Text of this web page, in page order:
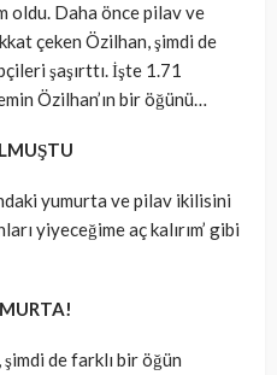
oldu. Daha önce pilav ve
çeken Özilhan, şimdi de
şaşırttı. İşte 1.71
Özilhan’ın bir öğünü…
yumurta ve pilav ikilisini
yiyeceğime aç kalırım’ gibi
de farklı bir öğün